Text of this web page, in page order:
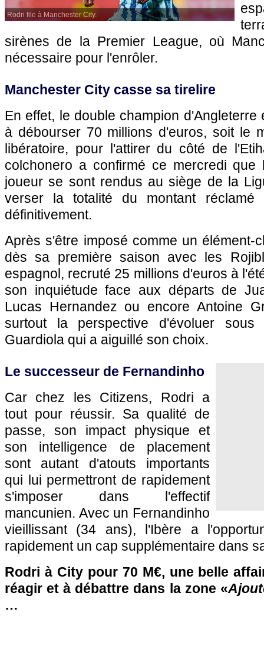
Rodri file à Manchester City.
sirènes de la Premier League, où
nécessaire pour l'enrôler.
Manchester City casse sa tirelire
En effet, le double champion d'Angleterre
à débourser 70 millions d'euros, soit le
libératoire, pour l'attirer du côté de
colchonero a confirmé ce mercredi que
joueur se sont rendus au siège de la
verser la totalité du montant
définitivement.
Après s'être imposé comme un élément-
dès sa première saison avec les
espagnol, recruté 25 millions d'euros à
son inquiétude face aux départs de
Lucas Hernandez ou encore Antoine
surtout la perspective d'évoluer
Guardiola qui a aiguillé son choix.
Le successeur de Fernandinho
Car chez les Citizens, Rodri a
tout pour réussir. Sa qualité de
passe, son impact physique et
son intelligence de placement
sont autant d'atouts importants
qui lui permettront de rapidement
s'imposer dans l'effectif
mancunien. Avec un Fernandinho
vieillissant (34 ans), l'Ibère a
rapidement un cap supplémentaire dans
Rodri à City pour 70 M€, une belle
réagir et à débattre dans la zone «
…